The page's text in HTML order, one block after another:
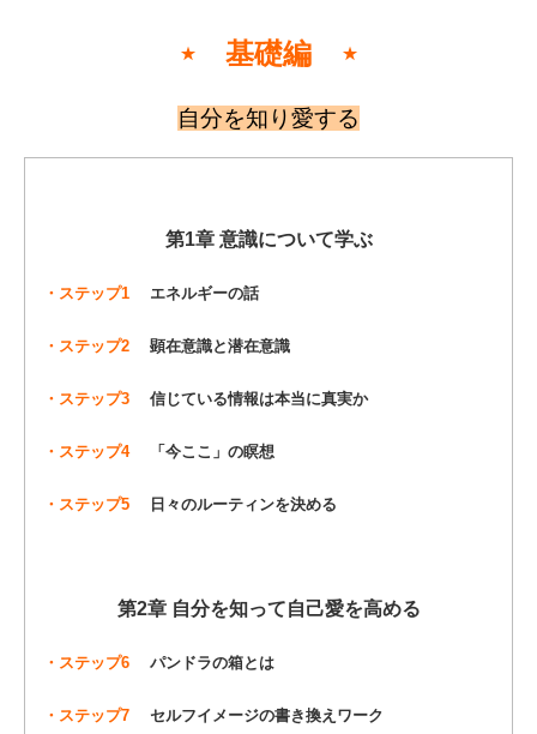
⋆ 基礎編 ⋆
自分を知り愛する
第1章 意識について学ぶ
・ステップ1 エネルギーの話
・ステップ2 顕在意識と潜在意識
・ステップ3 信じている情報は本当に真実か
・ステップ4 「今ここ」の瞑想
・ステップ5 日々のルーティンを決める
第2章 自分を知って自己愛を高める
・ステップ6 パンドラの箱とは
・ステップ7 セルフイメージの書き換えワーク